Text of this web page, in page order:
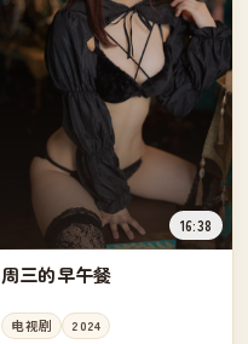
16:38
周三的早午餐
电视剧 2024